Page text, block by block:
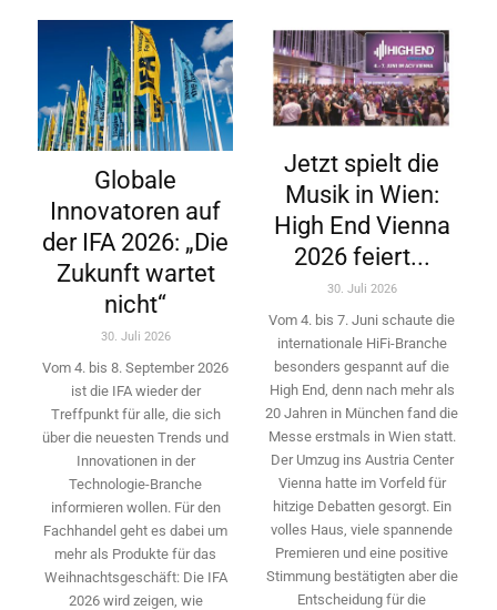
Globale
Innovatoren auf
der IFA 2026: „Die
Zukunft wartet
nicht“
30. Juli 2026
Vom 4. bis 8. September 2026
ist die IFA wieder der
Treffpunkt für alle, die sich
über die neuesten Trends und
Innovationen in der
Technologie-­Branche
informieren wollen. Für den
Fachhandel geht es dabei um
mehr als Produkte für das
Weihnachtsgeschäft: Die IFA
2026 wird ­zeigen, wie
Jetzt spielt die
Musik in Wien:
High End Vienna
2026 feiert...
30. Juli 2026
Vom 4. bis 7. Juni schaute die
internationale HiFi-Branche
besonders gespannt auf die
High End, denn nach mehr als
20 Jahren in München fand die
Messe erstmals in Wien statt.
Der Umzug ins Austria Center
Vienna hatte im Vorfeld für
hitzige Debatten gesorgt. Ein
volles Haus, viele spannende
Premieren und eine positive
Stimmung bestätigten aber die
Entscheidung für die